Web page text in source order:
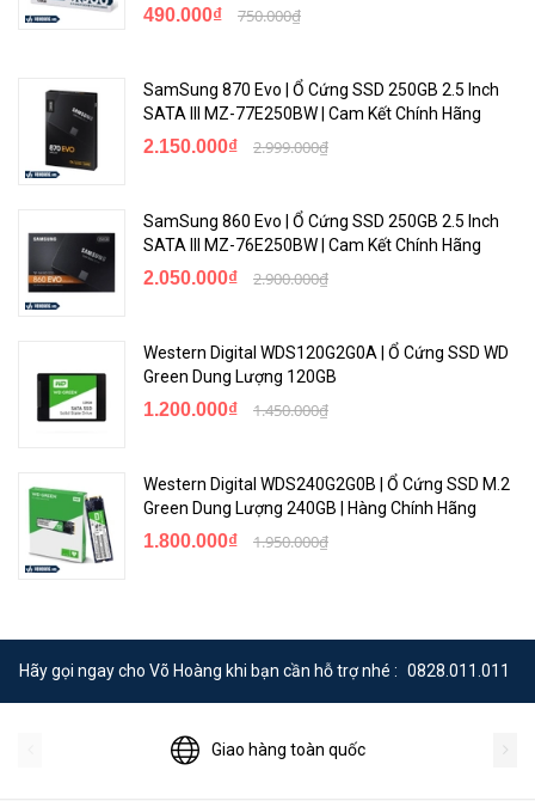
490.000₫ 750.000₫
SamSung 870 Evo | Ổ Cứng SSD 250GB 2.5 Inch
SATA III MZ-77E250BW | Cam Kết Chính Hãng
2.150.000₫ 2.999.000₫
SamSung 860 Evo | Ổ Cứng SSD 250GB 2.5 Inch
SATA III MZ-76E250BW | Cam Kết Chính Hãng
2.050.000₫ 2.900.000₫
Western Digital WDS120G2G0A | Ổ Cứng SSD WD
Green Dung Lượng 120GB
1.200.000₫ 1.450.000₫
Western Digital WDS240G2G0B | Ổ Cứng SSD M.2
Green Dung Lượng 240GB | Hàng Chính Hãng
1.800.000₫ 1.950.000₫
Hãy gọi ngay cho Võ Hoàng khi bạn cần hỗ trợ nhé : 0828.011.011
Giao hàng toàn quốc